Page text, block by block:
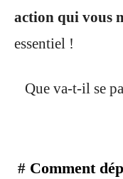
action qui vous
essentiel !
Que va-t-il se
# Comment